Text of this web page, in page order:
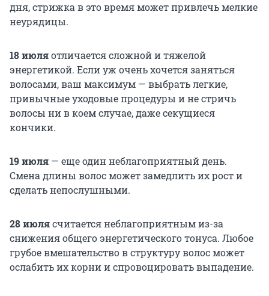
дня, стрижка в это время может привлечь мелкие
неурядицы.
18 июляотличается сложной и тяжелой
энергетикой. Если уж очень хочется заняться
волосами, ваш максимум — выбрать легкие,
привычные уходовые процедуры и не стричь
волосы ни в коем случае, даже секущиеся
кончики.
19 июля — еще один неблагоприятный день.
Смена длины волос может замедлить их рост и
сделать непослушными.
28 июлясчитается неблагоприятным из-за
снижения общего энергетического тонуса. Любое
грубое вмешательство в структуру волос может
ослабить их корни и спровоцировать выпадение.